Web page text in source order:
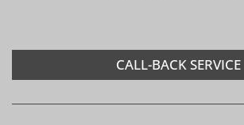
CALL-BACK SERVICE